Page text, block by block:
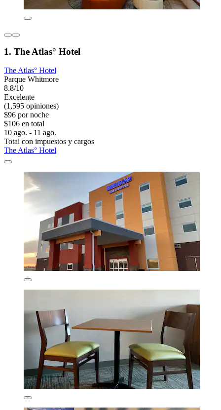
1. The Atlas° Hotel
The Atlas° Hotel
Parque Whitmore
8.8/10
Excelente
(1,595 opiniones)
$96 por noche
$106 en total
10 ago. - 11 ago.
Total con impuestos y cargos
The Atlas° Hotel